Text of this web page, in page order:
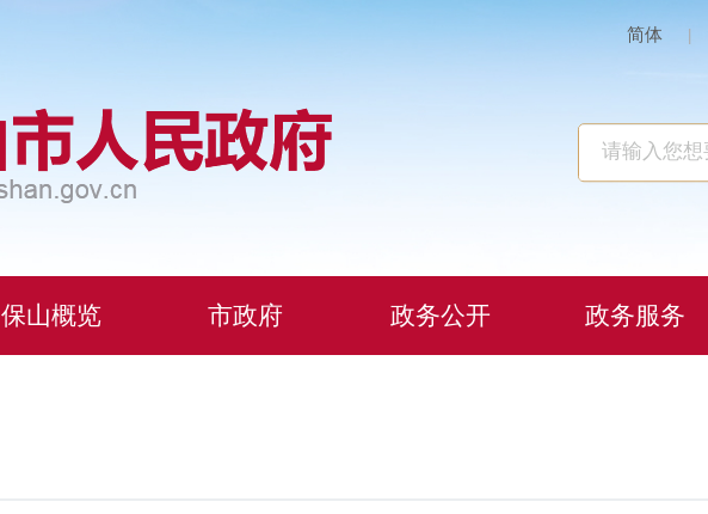
简体 |
保山概览 市政府 政务公开 政务服务